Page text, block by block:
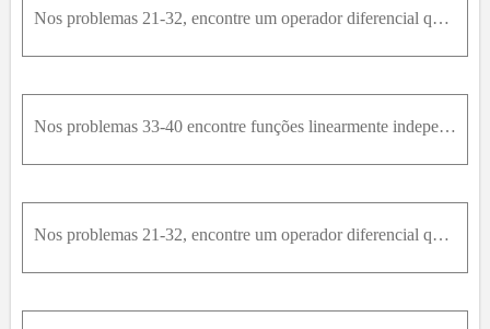
Nos problemas 21-32, encontre um operador diferencial que anule a função dada(2 - e^x)^2
Nos problemas 33-40 encontre funções linearmente independentes que são anuladas pelo operador diferencial dado.D^2 - 9D - 36
Nos problemas 21-32, encontre um operador diferencial que anule a função dadae^(-x) . sen(x) - e^(2x) . cos(x)